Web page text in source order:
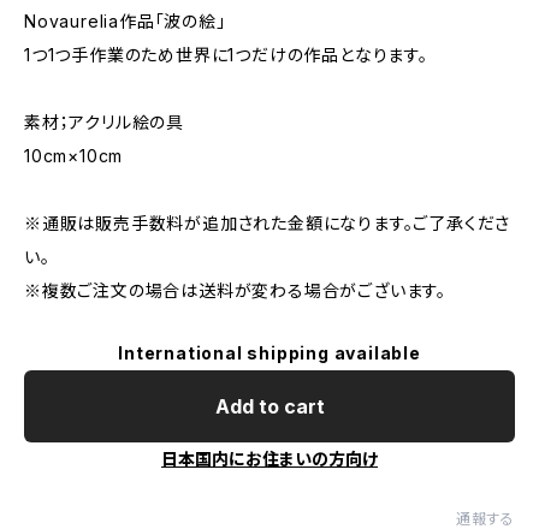
Novaurelia作品「波の絵」
1つ1つ手作業のため世界に1つだけの作品となります。
素材；アクリル絵の具
10cm×10cm
※通販は販売手数料が追加された金額になります。ご了承くださ
い。
※複数ご注文の場合は送料が変わる場合がございます。
International shipping available
Add to cart
日本国内にお住まいの方向け
通報する